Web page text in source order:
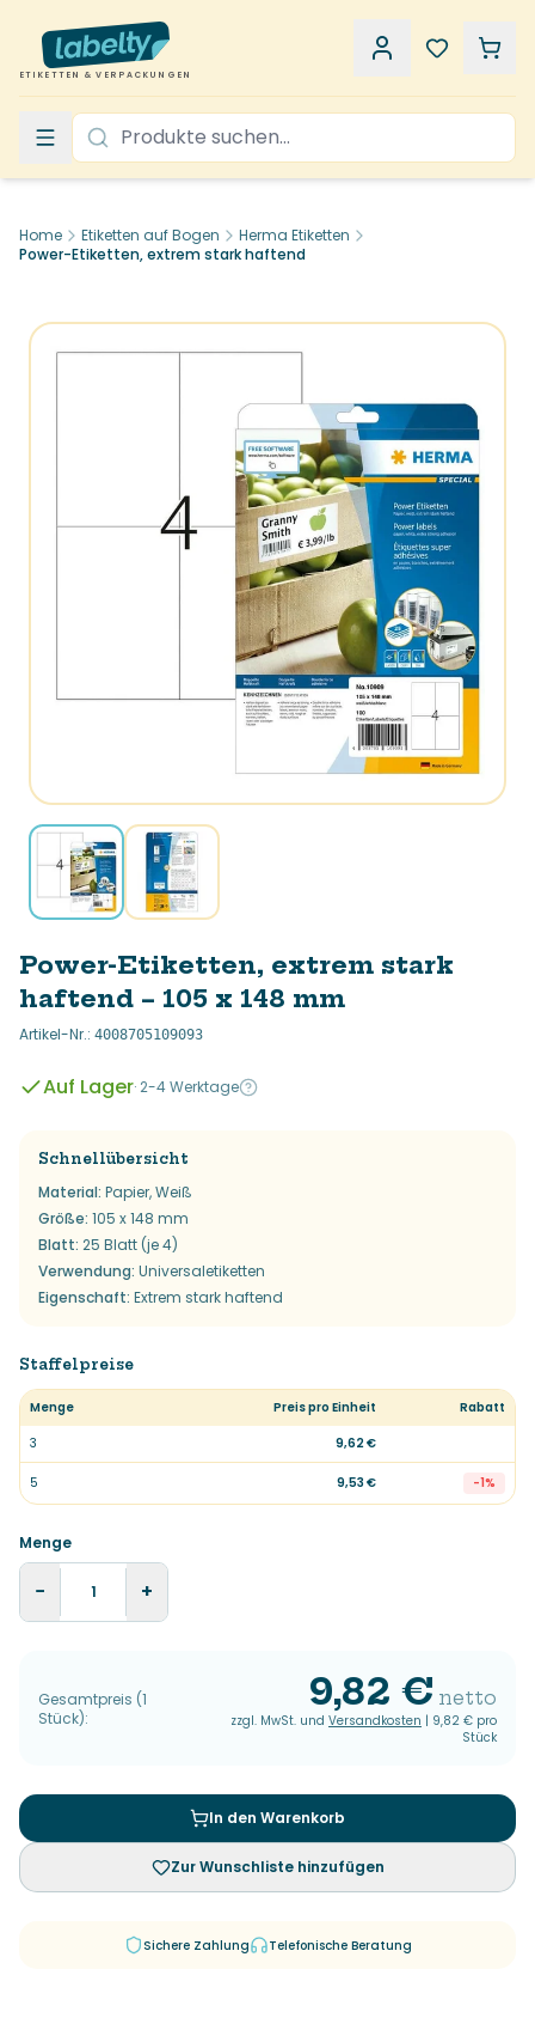
ETIKETTEN & VERPACKUNGEN
Home Etiketten auf Bogen
Herma Etiketten
Power-Etiketten, extrem stark haftend
Power-Etiketten, extrem stark
haftend – 105 x 148 mm
Artikel-Nr.: 4008705109093
Auf Lager· 2-4 Werktage
Schnellübersicht
Material: Papier, Weiß
Größe: 105 x 148 mm
Blatt: 25 Blatt (je 4)
Verwendung: Universaletiketten
Eigenschaft: Extrem stark haftend
Staffelpreise
Menge Preis pro Einheit
Rabatt
3
9,62 €
5 9,53 € -1%
Menge
− +
Gesamtpreis (1
Stück):
9,82 € netto
zzgl. MwSt. und Versandkosten | 9,82 € pro
Stück
In den Warenkorb
Zur Wunschliste hinzufügen
Sichere Zahlung Telefonische Beratung